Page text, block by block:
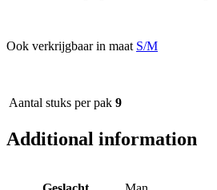
Ook verkrijgbaar in maat S/M
Aantal stuks per pak 9
Additional information